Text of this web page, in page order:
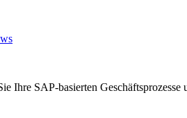
Ihre SAP-basierten Geschäftsprozesse